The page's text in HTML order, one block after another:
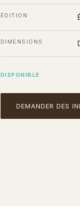
ÉDITION
DIMENSIONS
DISPONIBLE
DEMANDER DES